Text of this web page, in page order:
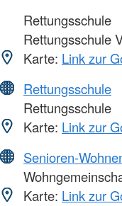
Rettungsschule
Rettungsschule
Karte: Link zur
Rettungsschule
Rettungsschule
Karte: Link zur
Senioren-
Karte: Link zur